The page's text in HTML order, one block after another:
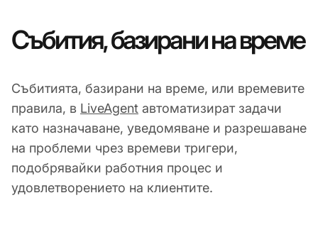
Събития, базирани на време
Събитията, базирани на време, или времевите
правила, в LiveAgent автоматизират задачи
като назначаване, уведомяване и разрешаване
на проблеми чрез времеви тригери,
подобрявайки работния процес и
удовлетворението на клиентите.